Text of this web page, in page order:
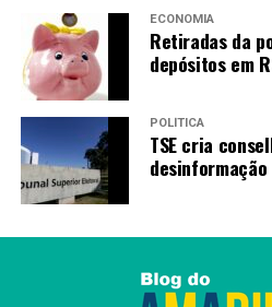
ECONOMIA
Retiradas da
depósitos em
POLÍTICA
TSE cria